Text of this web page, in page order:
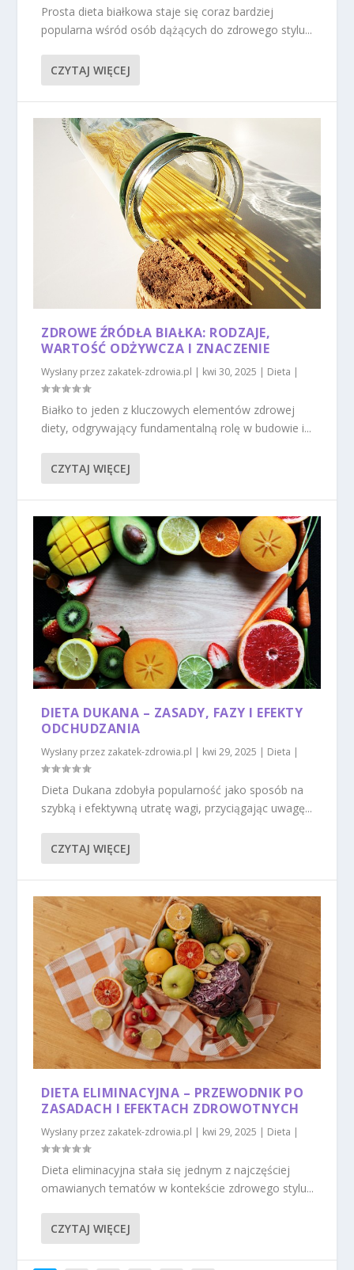
Prosta dieta białkowa staje się coraz bardziej
popularna wśród osób dążących do zdrowego stylu...
CZYTAJ WIĘCEJ
ZDROWE ŹRÓDŁA BIAŁKA: RODZAJE,
WARTOŚĆ ODŻYWCZA I ZNACZENIE
Wysłany przez zakatek-zdrowia.pl | kwi 30, 2025 | Dieta |
Białko to jeden z kluczowych elementów zdrowej
diety, odgrywający fundamentalną rolę w budowie i...
CZYTAJ WIĘCEJ
DIETA DUKANA – ZASADY, FAZY I EFEKTY
ODCHUDZANIA
Wysłany przez zakatek-zdrowia.pl | kwi 29, 2025 | Dieta |
Dieta Dukana zdobyła popularność jako sposób na
szybką i efektywną utratę wagi, przyciągając uwagę...
CZYTAJ WIĘCEJ
DIETA ELIMINACYJNA – PRZEWODNIK PO
ZASADACH I EFEKTACH ZDROWOTNYCH
Wysłany przez zakatek-zdrowia.pl | kwi 29, 2025 | Dieta |
Dieta eliminacyjna stała się jednym z najczęściej
omawianych tematów w kontekście zdrowego stylu...
CZYTAJ WIĘCEJ